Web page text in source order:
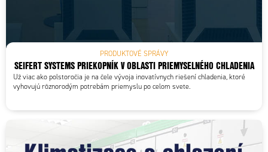
PRODUKTOVÉ SPRÁVY
SEIFERT SYSTEMS PRIEKOPNÍK V OBLASTI PRIEMYSELNÉHO CHLADENIA
Už viac ako polstoročia je na čele vývoja inovatívnych riešení chladenia, ktoré
vyhovujú rôznorodým potrebám priemyslu po celom svete.